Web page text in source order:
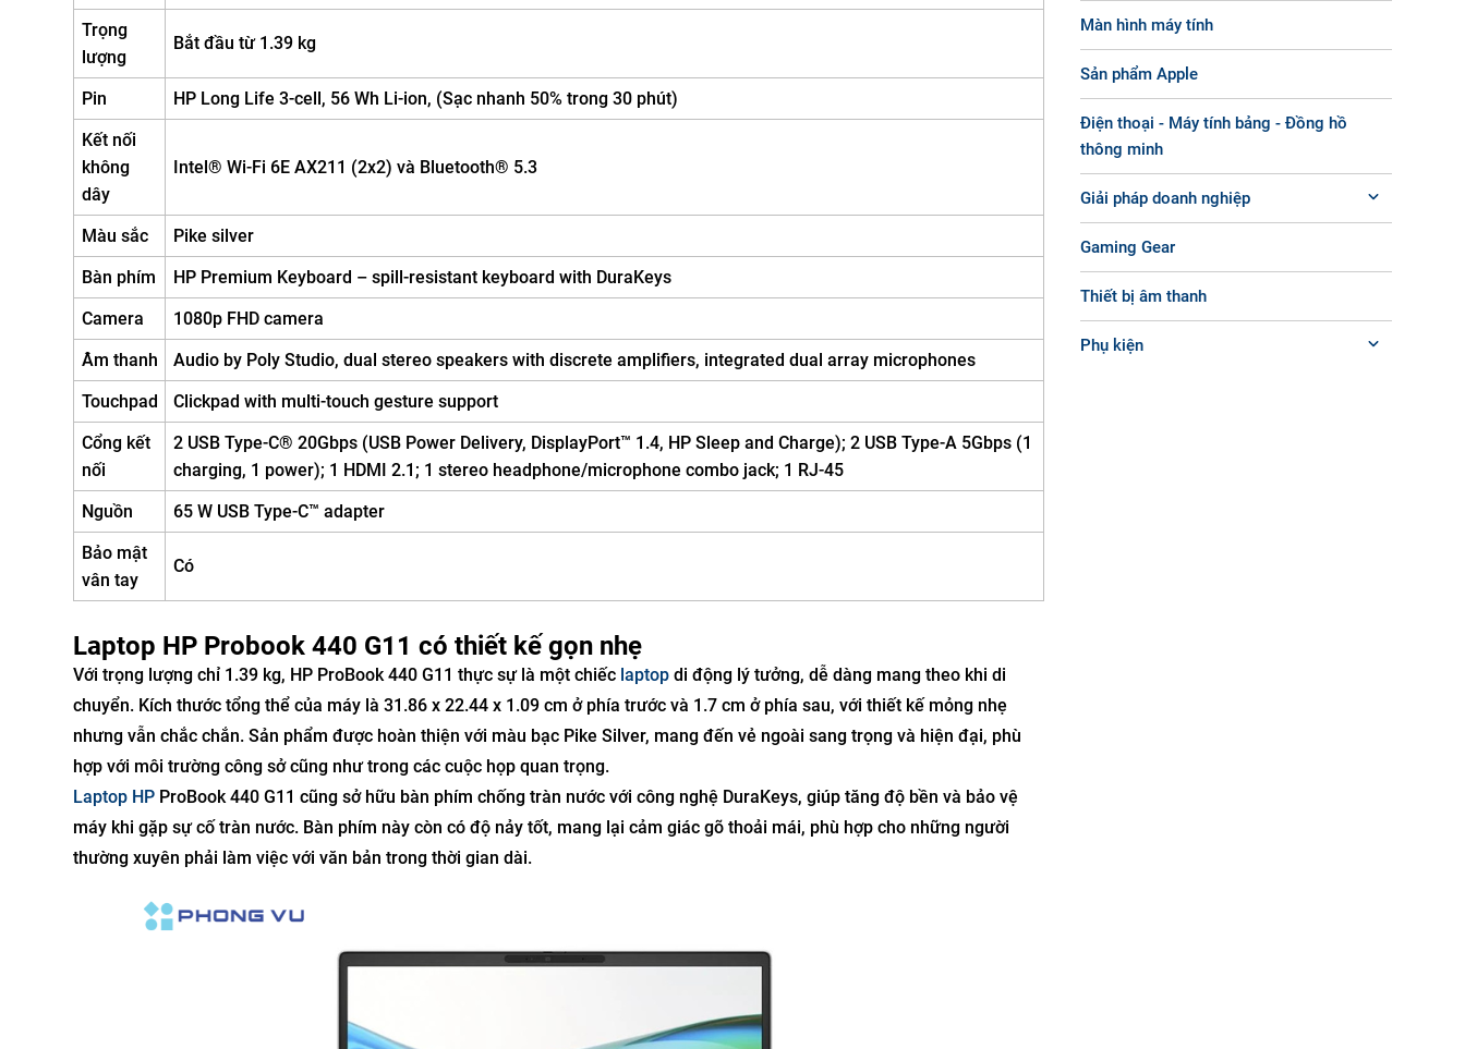
Trọng
lượng
Bắt đầu từ 1.39 kg
Pin
HP Long Life 3-cell, 56 Wh Li-ion, (Sạc nhanh 50% trong 30 phút)
Kết nối
không
dây
Intel® Wi-Fi 6E AX211 (2x2) và Bluetooth® 5.3
Màu sắc
Pike silver
Bàn phím
HP Premium Keyboard – spill-resistant keyboard with DuraKeys
Camera
1080p FHD camera
Âm thanh
Audio by Poly Studio, dual stereo speakers with discrete amplifiers, integrated dual array microphones
Touchpad
Clickpad with multi-touch gesture support
Cổng kết
nối
2 USB Type-C® 20Gbps (USB Power Delivery, DisplayPort™ 1.4, HP Sleep and Charge); 2 USB Type-A 5Gbps (1
charging, 1 power); 1 HDMI 2.1; 1 stereo headphone/microphone combo jack; 1 RJ-45
Nguồn
65 W USB Type-C™ adapter
Bảo mật
vân tay
Có
Laptop HP Probook 440 G11 có thiết kế gọn nhẹ
Với trọng lượng chỉ 1.39 kg, HP ProBook 440 G11 thực sự là một chiếc laptop di động lý tưởng, dễ dàng mang theo khi di
chuyển. Kích thước tổng thể của máy là 31.86 x 22.44 x 1.09 cm ở phía trước và 1.7 cm ở phía sau, với thiết kế mỏng nhẹ
nhưng vẫn chắc chắn. Sản phẩm được hoàn thiện với màu bạc Pike Silver, mang đến vẻ ngoài sang trọng và hiện đại, phù
hợp với môi trường công sở cũng như trong các cuộc họp quan trọng.
Laptop HP ProBook 440 G11 cũng sở hữu bàn phím chống tràn nước với công nghệ DuraKeys, giúp tăng độ bền và bảo vệ
máy khi gặp sự cố tràn nước. Bàn phím này còn có độ nảy tốt, mang lại cảm giác gõ thoải mái, phù hợp cho những người
thường xuyên phải làm việc với văn bản trong thời gian dài.
Màn hình máy tính
Sản phẩm Apple
Điện thoại - Máy tính bảng - Đồng hồ
thông minh
Giải pháp doanh nghiệp
Gaming Gear
Thiết bị âm thanh
Phụ kiện